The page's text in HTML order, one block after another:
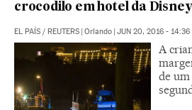
crocodilo em hotel da
EL PAÍS / REUTERS | Orlando | JUN 20, 2016 - 14:36
A
de um